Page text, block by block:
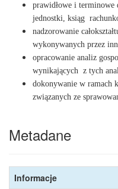
prawidłowe i
jednostki, ksiąg
nadzorowanie
wykonywanych przez
opracowanie analiz
wynikających z tych
dokonywanie w ramach
związanych ze
Metadane
Informacje